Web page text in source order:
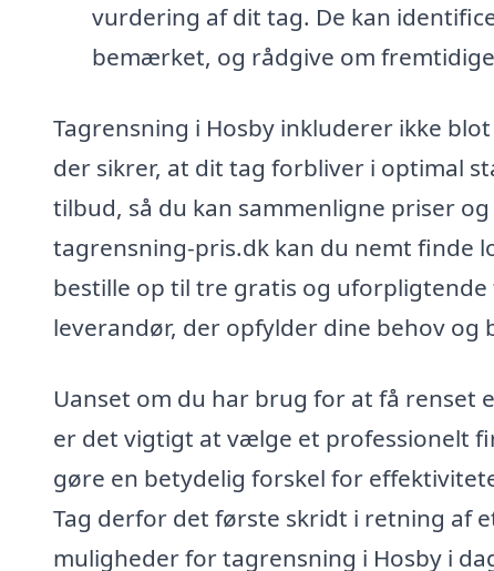
vurdering af dit tag. De kan
bemærket, og rådgive om
Tagrensning i Hosby inkluderer ikke
der sikrer, at dit tag forbliver i optimal
tilbud, så du kan sammenligne priser
tagrensning-pris.dk kan du nemt finde
bestille op til tre gratis og
leverandør, der opfylder dine behov og
Uanset om du har brug for at få renset
er det vigtigt at vælge et professionelt
gøre en betydelig forskel for
Tag derfor det første skridt i retning af
muligheder for tagrensning i Hosby i